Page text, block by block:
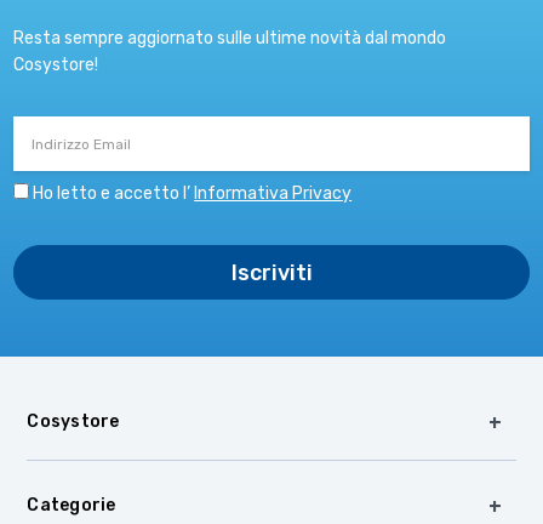
Resta sempre aggiornato sulle ultime novità dal mondo
Cosystore!
Ho letto e accetto l’ Informativa Privacy
Cosystore
Categorie